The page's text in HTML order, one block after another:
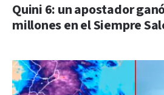
Quini 6: un apostador
millones en el Siempre